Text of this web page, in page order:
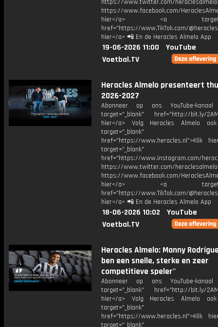
https://www.twitter.com/heraclesalmelo
https://www.facebook.com/
hier</a> <a
href="https://www.TikTok.com/
hier</a> 📲 En de Heracles Almelo App
19-06-2026 11:00
YouTube
Voetbal.TV
Heracles Almelo presenteert
2026-2027
Abonneer op ons YouTube-
target="_blank" href="http://bit.ly/
hier</a> Volg Heracles Almelo
target="_blank"
href="https://www.heracles.nl">Klik
target="_blank"
href="https://www.instagram.com/
https://www.twitter.com/heraclesalmelo
https://www.facebook.com/
hier</a> <a
href="https://www.TikTok.com/
hier</a> 📲 En de Heracles Almelo App
18-06-2026 10:02
YouTube
Voetbal.TV
Heracles Almelo: Manny
ben een snelle, sterke en zeer
competitieve speler''
Abonneer op ons YouTube-
target="_blank" href="http://bit.ly/
hier</a> Volg Heracles Almelo
target="_blank"
href="https://www.heracles.nl">Klik
target="_blank"